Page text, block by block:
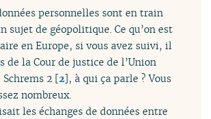
personnelles sont en train
sujet de géopolitique. Ce qu’on est
en Europe, si vous avez suivi, il
de la Cour de justice de l’Union
2 [2], à qui ça parle ? Vous
nombreux.
les échanges de données entre